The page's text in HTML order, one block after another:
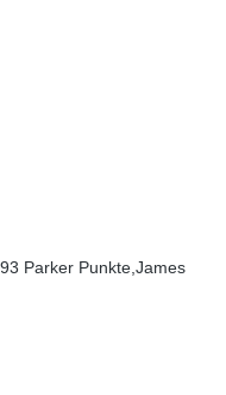
Parker Punkte,James